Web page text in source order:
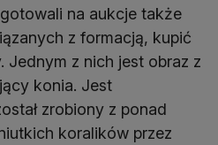
na aukcje także
z formacją, kupić
Jednym z nich jest obraz z
konia. Jest
zrobiony z ponad
koralików przez